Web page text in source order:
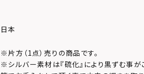
日本
※片方（1点）売りの商品です。
※シルバー素材は『硫化』により黒ずむ事が